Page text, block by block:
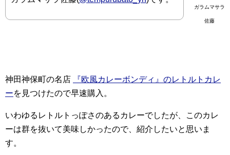
ガラムマサラ
佐藤
神田神保町の名店
『欧風カレーボンディ』のレトルトカレ
ーを見つけたので早速購入。
いわゆるレトルトっぽさのあるカレーでしたが、このカレ
ーは群を抜いて美味しかったので、紹介したいと思いま
す。